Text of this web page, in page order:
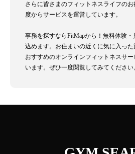
さらに皆さまのフィットネスライフの
度からサービスを運営しています。
事務を探すならFitMapから！無料体験
込めます。お住まいの近くに気に入った
おすすめのオンラインフィットネスサ
います。ぜひ一度閲覧してみてください